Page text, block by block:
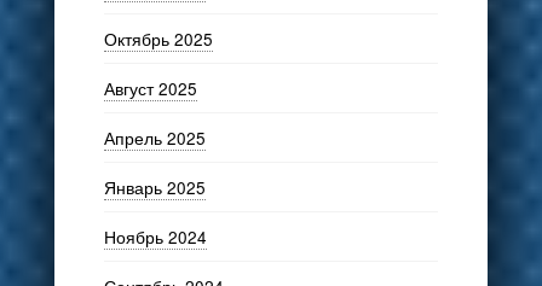
Октябрь 2025
Август 2025
Апрель 2025
Январь 2025
Ноябрь 2024